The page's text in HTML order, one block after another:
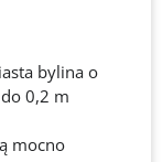
bylina o
0,2 m
mocno